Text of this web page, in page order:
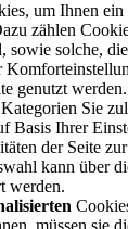
um Ihnen ein
zählen
sowie solche,
genutzt
Sie
Basis Ihrer
der Seite
kann über
werden.
müssen sie